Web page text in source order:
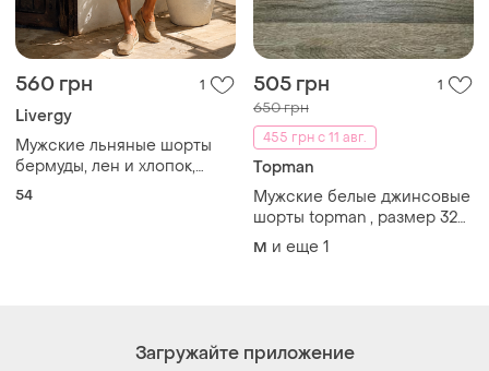
560 грн 1
Livergy
Мужские льняные шорты
бермуды, лен и хлопок,
livergy германия
54
505 грн 1
650 грн
455 грн с 11 авг.
Topman
Мужские белые джинсовые
шорты topman , размер 32
skinny .
M и еще 1
Загружайте приложение